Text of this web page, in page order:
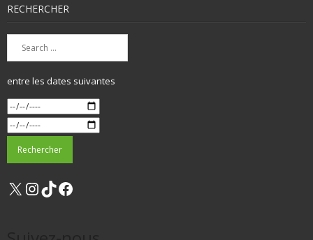
RECHERCHER
entre les dates suivantes
X Instagram
TikTok